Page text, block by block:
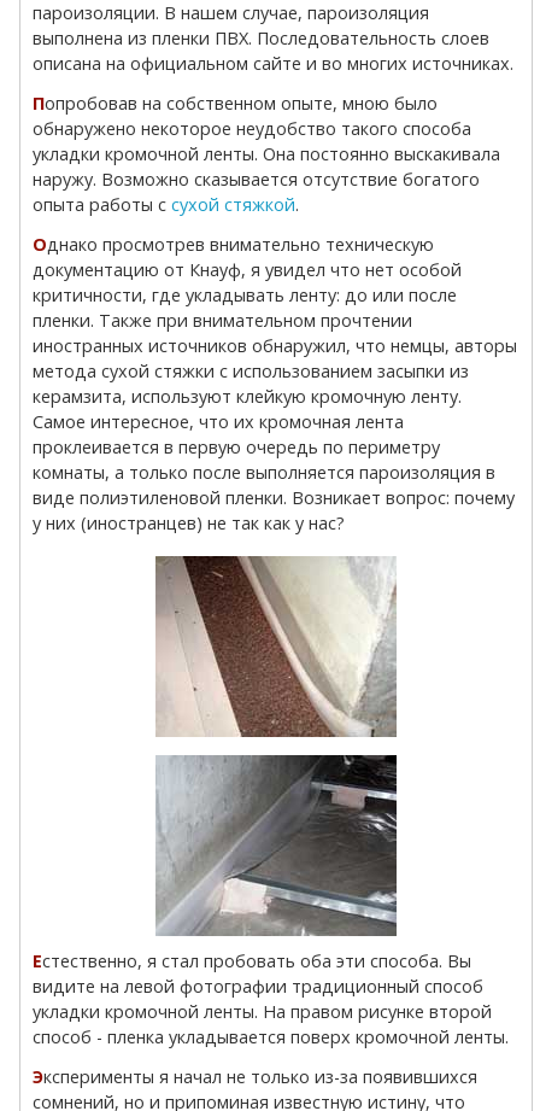
пароизоляции. В нашем случае, пароизоляция
выполнена из пленки ПВХ. Последовательность слоев
описана на официальном сайте и во многих источниках.
Попробовав на собственном опыте, мною было
обнаружено некоторое неудобство такого способа
укладки кромочной ленты. Она постоянно выскакивала
наружу. Возможно сказывается отсутствие богатого
опыта работы ссухой стяжкой.
Однако просмотрев внимательно техническую
документацию от Кнауф, я увидел что нет особой
критичности, где укладывать ленту: до или после
пленки. Также при внимательном прочтении
иностранных источников обнаружил, что немцы, авторы
метода сухой стяжки с использованием засыпки из
керамзита, используют клейкую кромочную ленту.
Самое интересное, что их кромочная лента
проклеивается в первую очередь по периметру
комнаты, а только после выполняется пароизоляция в
виде полиэтиленовой пленки. Возникает вопрос: почему
у них (иностранцев) не так как у нас?
Естественно, я стал пробовать оба эти способа. Вы
видите на левой фотографии традиционный способ
укладки кромочной ленты. На правом рисунке второй
способ - пленка укладывается поверх кромочной ленты.
Эксперименты я начал не только из-за появившихся
сомнений, но и припоминая известную истину, что